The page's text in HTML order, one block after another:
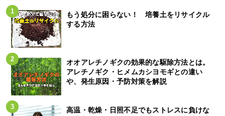
もう処分に困らない！ 培養土をリサイクル
する方法
オオアレチノギクの効果的な駆除方法とは。
アレチノギク・ヒメムカシヨモギとの違い
や、発生原因・予防対策を解説
高温・乾燥・日照不足でもストレスに負けな